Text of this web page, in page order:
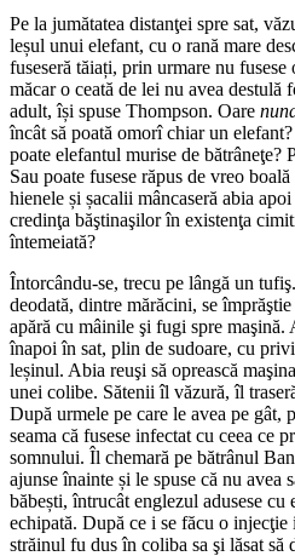
Pe la jumătatea distanţei spre sat,
leșul unui elefant, cu o rană mare
fuseseră tăiați, prin urmare nu
măcar o ceată de lei nu avea destulă
adult, își spuse Thompson. Oare
încât să poată omorî chiar un
poate elefantul murise de bătrâneţe?
Sau poate fusese răpus de vreo
hienele și șacalii mâncaseră abia
credinţa băştinaşilor în existenţa
întemeiată?
Întorcându-se, trecu pe lângă un
deodată, dintre mărăcini, se
apără cu mâinile şi fugi spre maşină.
înapoi în sat, plin de sudoare, cu
leșinul. Abia reuşi să oprească
unei colibe. Sătenii îl văzură, îl
După urmele pe care le avea pe gât,
seama că fusese infectat cu ceea ce
somnului. Îl chemară pe bătrânul
ajunse înainte și le spuse că nu avea
băbești, întrucât englezul adusese cu
echipată. După ce i se făcu o injecţie
străinul fu dus în coliba sa şi lăsat să